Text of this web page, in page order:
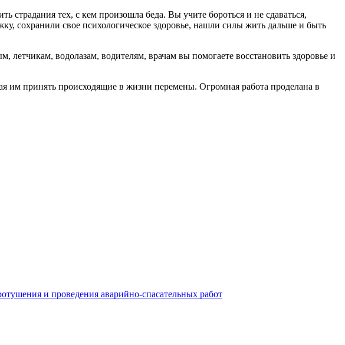
тех, с кем произошла беда. Вы учите бороться и не сдаваться,
сохранили свое психологическое здоровье, нашли силы жить дальше и быть
водолазам, водителям, врачам вы помогаете восстановить здоровье и
им принять происходящие в жизни перемены. Огромная работа проделана в
и проведения аварийно-спасательных работ